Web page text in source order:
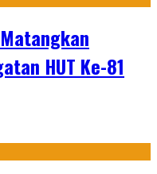
HUT Ke-81